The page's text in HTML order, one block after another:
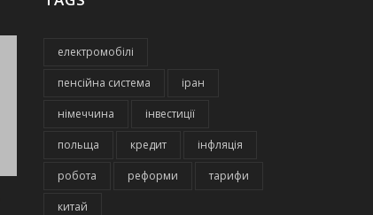
електромобілі
пенсійна система іран
німеччина інвестиції
польща кредит інфляція
робота реформи тарифи
китай